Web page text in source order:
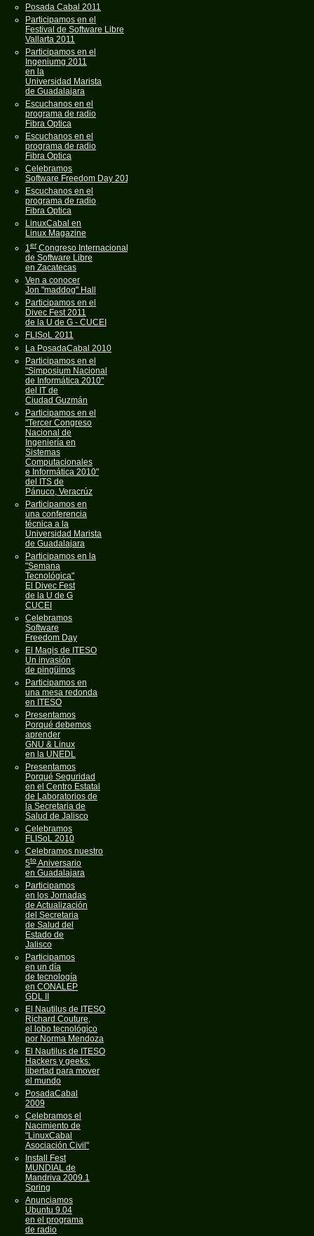
Posada Cabal 2011
Participamos en el
Festival de Software Libre
Vallarta 2011
Participamos en el
Ingeniumg 2011
en la
Universidad Marista
de Guadalajara
Escuchanos en el
programa de radio
Fibra Optica
Escuchanos en el
programa de radio
Fibra Optica
Celebramos
Software Freedom Day 2011
Escuchanos en el
programa de radio
Fibra Optica
LinuxCabal en
Linux Magazine
1er Congreso Internacional
de Software Libre
en Zacatecas
Ven a conocer
Jon "maddog" Hall
Participamos en el
Divec Fest 2011
de la U de G - CUCEI
FLISoL 2011
La PosadaCabal 2010
Participamos en el
"Simposium Nacional
de Informática 2010"
del IT de
Ciudad Guzmán
Participamos en el
"Tercer Congreso
Nacional de
Ingeniería en
Sistemas
Computacionales
e Informática 2010"
del ITS de
Pánuco, Veracrúz
Participamos en
una conferencia
técnica a la
Universidad Marista
de Guadalajara
Participamos en la
"Semana
Tecnológica"
El Divec Fest
de la U de G
CUCEI
Celebramos
Software
Freedom Day
El Magis de ITESO
Un invasión
de pingüinos
Participamos en
una mesa redonda
en ITESO
Presentamos
Porqué debemos
aprender
GNU & Linux
en la UNEDL
Presentamos
Porqué Seguridad
en el Centro Estatal
de Laboratorios de
la Secretaria de
Salud de Jalisco
Celebramos
FLISoL 2010
Celebramos nuestro
5toAniversario
en Guadalajara
Participamos
en los Jornadas
de Actualización
del Secretaria
de Salud del
Estado de
Jalisco
Participamos
en un día
de tecnología
en CONALEP
GDL II
El Nautilus de ITESO
Richard Couture,
el lobo tecnológico
por Norma Mendoza
El Nautilus de ITESO
Hackers y geeks:
libertad para mover
el mundo
PosadaCabal
2009
Celebramos el
Nacimiento de
"LinuxCabal
Asociación Civil"
Install Fest
MUNDIAL de
Mandriva 2009.1
Spring
Anunciamos
Ubuntu 9.04
en el programa
de radio